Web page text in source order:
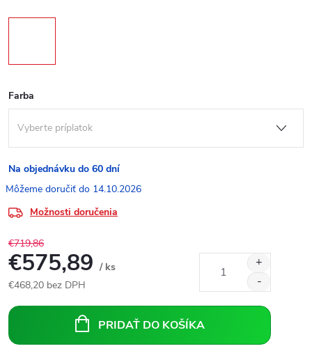
Farba
Na objednávku do 60 dní
14.10.2026
Možnosti doručenia
€719,86
€575,89 / ks
€468,20 bez DPH
cena:
PRIDAŤ DO KOŠÍKA